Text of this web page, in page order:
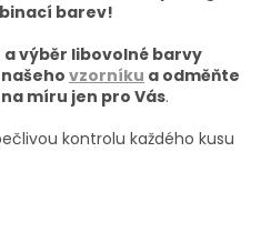
barev!
výběr libovolné barvy
vzorníku a odměňte
míru jen pro Vás.
kontrolu každého kusu